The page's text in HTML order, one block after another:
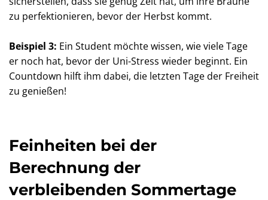
zu perfektionieren, bevor der Herbst kommt.
Beispiel 3: Ein Student möchte wissen, wie viele Tage
er noch hat, bevor der Uni-Stress wieder beginnt. Ein
Countdown hilft ihm dabei, die letzten Tage der Freiheit
zu genießen!
Feinheiten bei der
Berechnung der
verbleibenden Sommertage